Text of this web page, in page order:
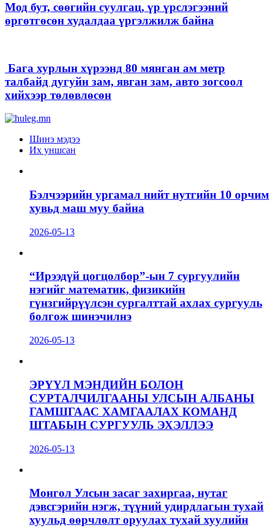
Мод бут, сөөгийн суулгац, үр үрслэгээний
өргөтгөсөн худалдаа үргэлжилж байна
Бага хурлын хүрээнд 80 мянган ам метр
талбайд дугуйн зам, явган зам, авто зогсоол
хийхээр төлөвлөсөн
Шинэ мэдээ
Их уншсан
Бэлчээрийн ургамал нийт нутгийн 10 орчим
хувьд маш муу байна
2026-05-13
“Ирээдүй цогцолбор”-ын 7 сургуулийн
нэгийг математик, физикийн
гүнзгийрүүлсэн сургалттай ахлах сургууль
болгож шинэчилнэ
2026-05-13
ЭРҮҮЛ МЭНДИЙН БОЛОН
СУРТАЛЧИЛГААНЫ УЛСЫН АЛБАНЫ
ГАМШГААС ХАМГААЛАХ КОМАНД
ШТАБЫН СУРГУУЛЬ ЭХЭЛЛЭЭ
2026-05-13
Монгол Улсын засаг захиргаа, нутаг
дэвсгэрийн нэгж, түүний удирдлагын тухай
хуульд өөрчлөлт оруулах тухай хуулийн